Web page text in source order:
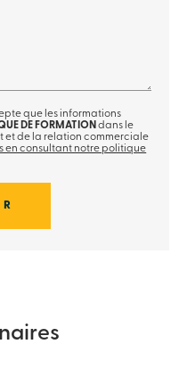
que les informations
DE FORMATION dans le
de la relation commerciale
en consultant notre politique